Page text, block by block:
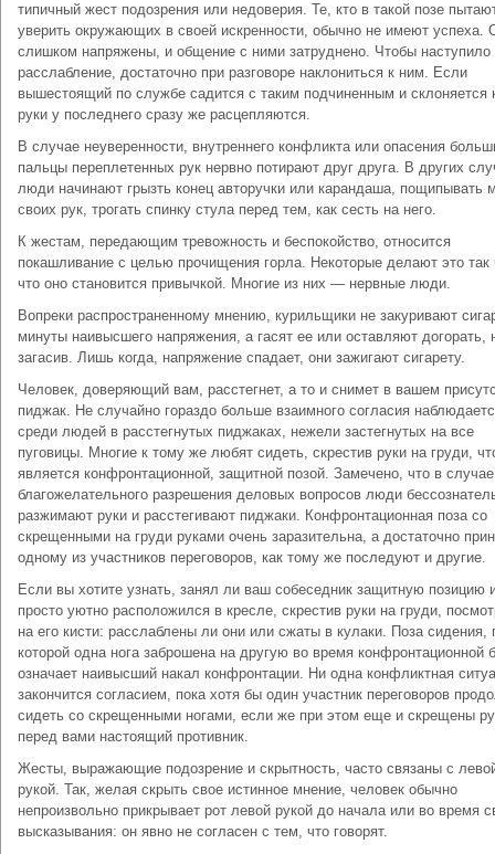
типичный жест подозрения или недоверия. Те, кто в такой позе
уверить окружающих в своей искренности, обычно не имеют успеха.
слишком напряжены, и общение с ними затруднено. Чтобы наступило
расслабление, достаточно при разговоре наклониться к ним. Если
вышестоящий по службе садится с таким подчиненным и склоняется
руки у последнего сразу же расцепляются.
В случае неуверенности, внутреннего конфликта или опасения
пальцы переплетенных рук нервно потирают друг друга. В других
люди начинают грызть конец авторучки или карандаша, пощипывать
своих рук, трогать спинку стула перед тем, как сесть на него.
К жестам, передающим тревожность и беспокойство, относится
покашливание с целью прочищения горла. Некоторые делают это так
что оно становится привычкой. Многие из них — нервные люди.
Вопреки распространенному мнению, курильщики не закуривают
минуты наивысшего напряжения, а гасят ее или оставляют догорать,
загасив. Лишь когда, напряжение спадает, они зажигают сигарету.
Человек, доверяющий вам, расстегнет, а то и снимет в вашем
пиджак. Не случайно гораздо больше взаимного согласия
среди людей в расстегнутых пиджаках, нежели застегнутых на все
пуговицы. Многие к тому же любят сидеть, скрестив руки на груди,
является конфронтационной, защитной позой. Замечено, что в случае
благожелательного разрешения деловых вопросов люди
разжимают руки и расстегивают пиджаки. Конфронтационная поза со
скрещенными на груди руками очень заразительна, а достаточно
одному из участников переговоров, как тому же последуют и другие.
Если вы хотите узнать, занял ли ваш собеседник защитную позицию
просто уютно расположился в кресле, скрестив руки на груди,
на его кисти: расслаблены ли они или сжаты в кулаки. Поза сидения,
которой одна нога заброшена на другую во время конфронтационной
означает наивысший накал конфронтации. Ни одна конфликтная
закончится согласием, пока хотя бы один участник переговоров
сидеть со скрещенными ногами, если же при этом еще и скрещены
перед вами настоящий противник.
Жесты, выражающие подозрение и скрытность, часто связаны с
рукой. Так, желая скрыть свое истинное мнение, человек обычно
непроизвольно прикрывает рот левой рукой до начала или во время
высказывания: он явно не согласен с тем, что говорят.